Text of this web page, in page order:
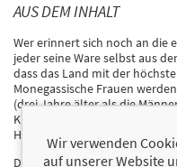
AUS DEM INHALT
Wer erinnert sich noch an die
jeder seine Ware selbst aus
dass das Land mit der
Monegassische Frauen
(drei Jahre älter als die
Kraus, der deutsche „Elvis“,
Hüftschwung begeisterte?
Dieses Buch ist eine
Wir verwenden
auf unserer Website